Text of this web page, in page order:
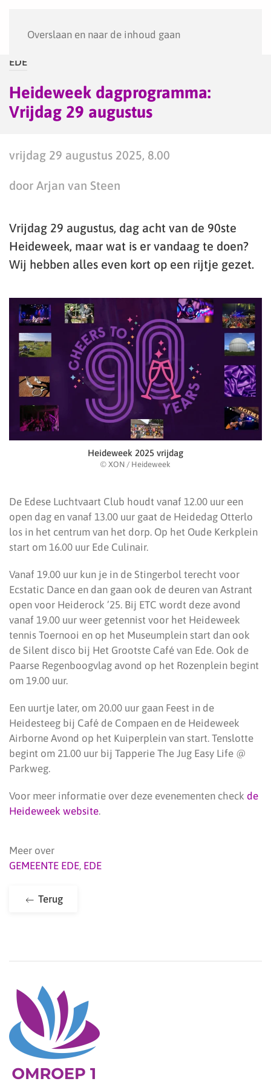
Overslaan en naar de inhoud gaan
EDE
Heideweek dagprogramma:
Vrijdag 29 augustus
vrijdag 29 augustus 2025, 8.00
door Arjan van Steen
Vrijdag 29 augustus, dag acht van de 90ste
Heideweek, maar wat is er vandaag te doen?
Wij hebben alles even kort op een rijtje gezet.
Heideweek 2025 vrijdag
© XON / Heideweek
De Edese Luchtvaart Club houdt vanaf 12.00 uur een
open dag en vanaf 13.00 uur gaat de Heidedag Otterlo
los in het centrum van het dorp. Op het Oude Kerkplein
start om 16.00 uur Ede Culinair.
Vanaf 19.00 uur kun je in de Stingerbol terecht voor
Ecstatic Dance en dan gaan ook de deuren van Astrant
open voor Heiderock ’25. Bij ETC wordt deze avond
vanaf 19.00 uur weer getennist voor het Heideweek
tennis Toernooi en op het Museumplein start dan ook
de Silent disco bij Het Grootste Café van Ede. Ook de
Paarse Regenboogvlag avond op het Rozenplein begint
om 19.00 uur.
Een uurtje later, om 20.00 uur gaan Feest in de
Heidesteeg bij Café de Compaen en de Heideweek
Airborne Avond op het Kuiperplein van start. Tenslotte
begint om 21.00 uur bij Tapperie The Jug Easy Life @
Parkweg.
Voor meer informatie over deze evenementen check de
Heideweek website.
Meer over
GEMEENTE EDE, EDE
Terug